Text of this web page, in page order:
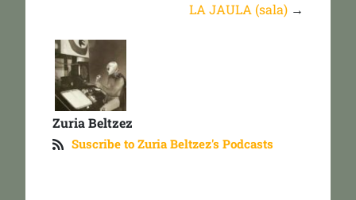
LA JAULA (sala) →
Zuria Beltzez
Suscribe to Zuria Beltzez's Podcasts